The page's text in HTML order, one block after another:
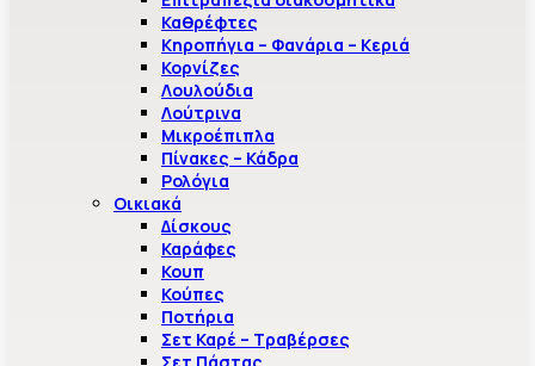
Καθρέφτες
Κηροπήγια – Φανάρια – Κεριά
Κορνίζες
Λουλούδια
Λούτρινα
Μικροέπιπλα
Πίνακες – Κάδρα
Ρολόγια
Οικιακά
Δίσκους
Καράφες
Κουπ
Κούπες
Ποτήρια
Σετ Καρέ – Τραβέρσες